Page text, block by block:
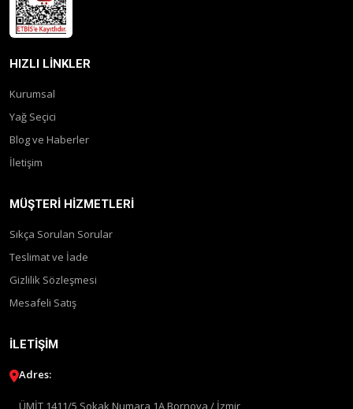
HIZLI LINKLER
Kurumsal
Yağ Seçici
Blog ve Haberler
İletişim
MÜŞTERI HIZMETLERI
Sıkça Sorulan Sorular
Teslimat ve İade
Gizlilik Sözleşmesi
Mesafeli Satış
İLETIŞIM
Adres:
ÜMİT 1411/5 Sokak Numara 1A Bornova / İzmir